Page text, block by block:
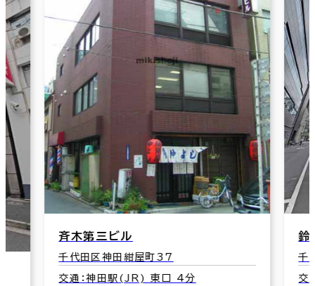
鈴野ビル
千代田区神田紺屋町11
交通：新日本橋駅(JR) 8番口 4分